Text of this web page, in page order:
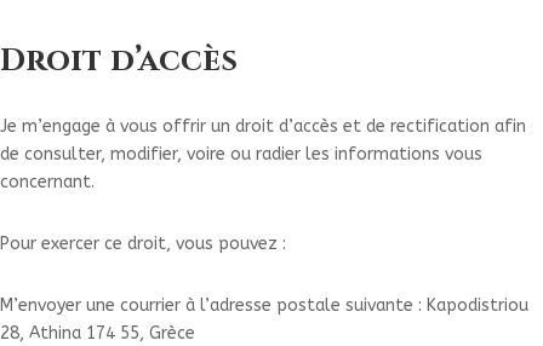
Droit d’accès
Je m’engage à vous offrir un droit d’accès et de rectification afin
de consulter, modifier, voire ou radier les informations vous
concernant.
Pour exercer ce droit, vous pouvez :
M’envoyer une courrier à l’adresse postale suivante : Kapodistriou
28, Athina 174 55, Grèce